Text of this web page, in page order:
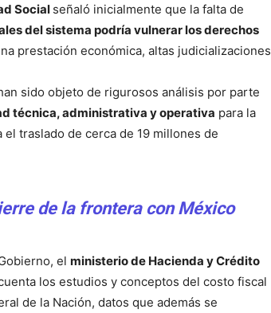
Social señaló inicialmente que la falta de
del sistema podría vulnerar los derechos
prestación económica, altas judicializaciones
sido objeto de rigurosos análisis por parte
técnica, administrativa y operativa para la
traslado de cerca de 19 millones de
de la frontera con México
el ministerio de Hacienda y Crédito
los estudios y conceptos del costo fiscal
de la Nación, datos que además se